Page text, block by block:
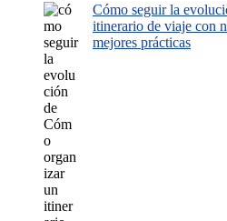
Cómo seguir la
itinerario de viaje con
mejores prácticas